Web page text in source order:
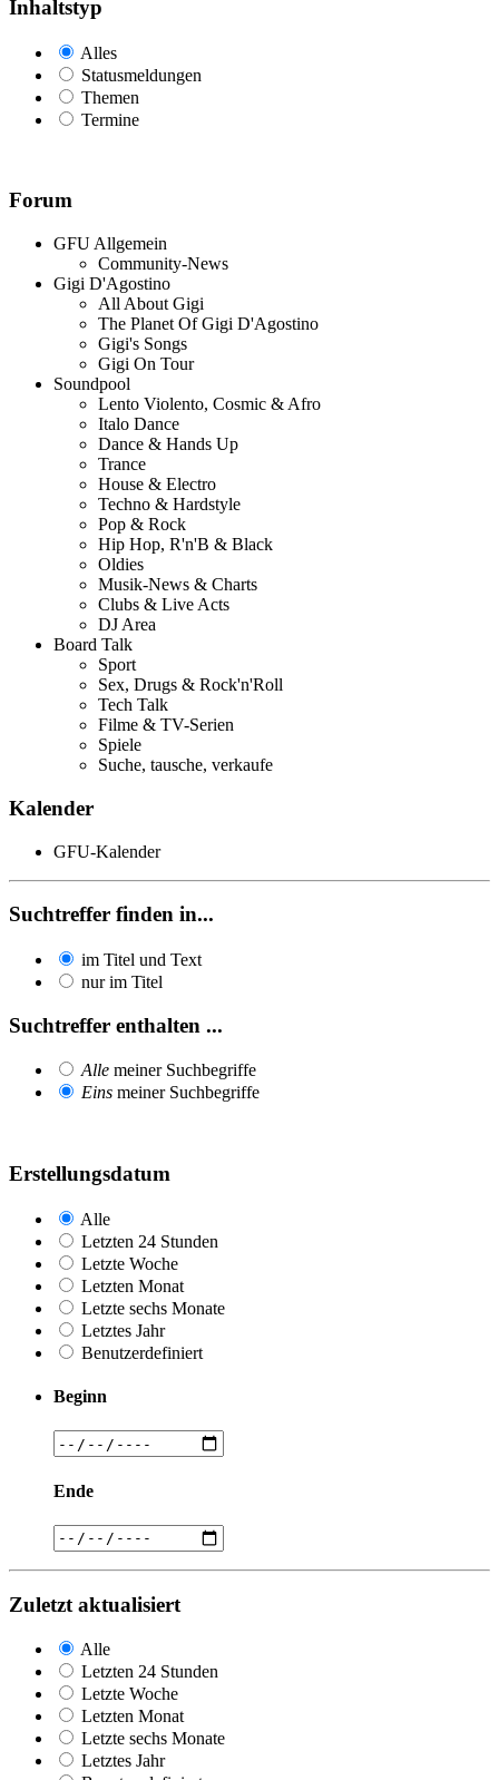
Inhaltstyp
Alles
Statusmeldungen
Themen
Termine
Forum
GFU Allgemein
Community-News
Gigi D'Agostino
All About Gigi
The Planet Of Gigi D'Agostino
Gigi's Songs
Gigi On Tour
Soundpool
Lento Violento, Cosmic & Afro
Italo Dance
Dance & Hands Up
Trance
House & Electro
Techno & Hardstyle
Pop & Rock
Hip Hop, R'n'B & Black
Oldies
Musik-News & Charts
Clubs & Live Acts
DJ Area
Board Talk
Sport
Sex, Drugs & Rock'n'Roll
Tech Talk
Filme & TV-Serien
Spiele
Suche, tausche, verkaufe
Kalender
GFU-Kalender
Suchtreffer finden in...
im Titel und Text
nur im Titel
Suchtreffer enthalten ...
Alle meiner Suchbegriffe
Eins meiner Suchbegriffe
Erstellungsdatum
Alle
Letzten 24 Stunden
Letzte Woche
Letzten Monat
Letzte sechs Monate
Letztes Jahr
Benutzerdefiniert
Beginn
Ende
Zuletzt aktualisiert
Alle
Letzten 24 Stunden
Letzte Woche
Letzten Monat
Letzte sechs Monate
Letztes Jahr